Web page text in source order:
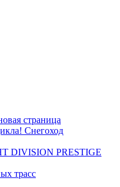
страница
Снегоход
DIVISION PRESTIGE
трасс